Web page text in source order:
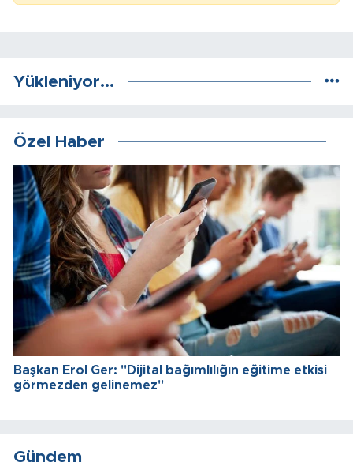
Yükleniyor...
Özel Haber
Başkan Erol Ger: "Dijital bağımlılığın eğitime etkisi
görmezden gelinemez"
Gündem